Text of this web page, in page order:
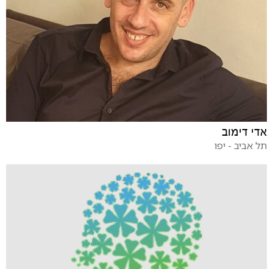
אדי דימוב
תל אביב - יפו